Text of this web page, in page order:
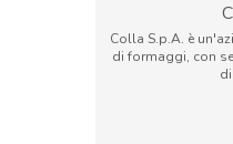
Colla S.p.A. è
di formaggi, con